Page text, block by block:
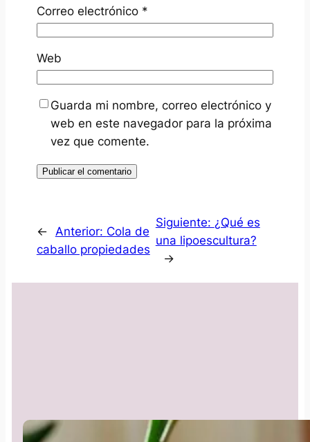
Correo electrónico *
Web
Guarda mi nombre, correo electrónico y
web en este navegador para la próxima
vez que comente.
← Anterior: Cola de
caballo propiedades
Siguiente: ¿Qué es
una lipoescultura?
→